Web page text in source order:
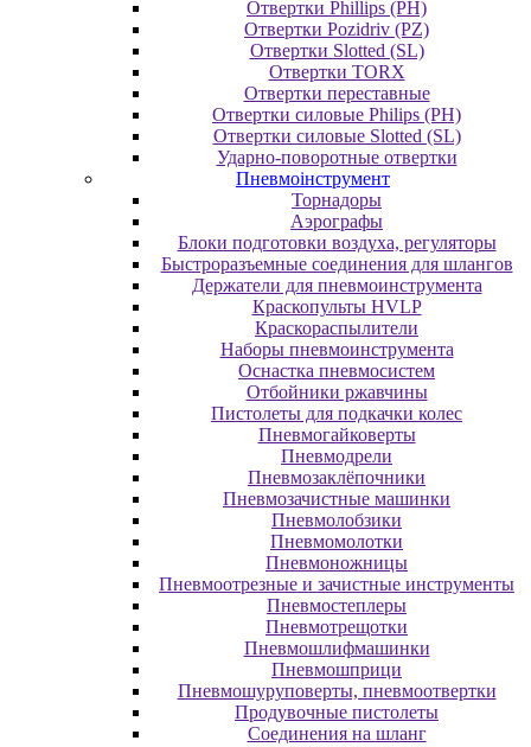
Отвертки Phillips (PH)
Отвертки Pozidriv (PZ)
Отвертки Slotted (SL)
Отвертки TORX
Отвертки переставные
Отвертки силовые Philips (PH)
Отвертки силовые Slotted (SL)
Ударно-поворотные отвертки
Пневмоінструмент
Topнaдopы
Аэрографы
Блоки подготовки воздуха, регуляторы
Быстроразъемные соединения для шлангов
Держатели для пневмоинструмента
Краскопульты HVLP
Краскораспылители
Наборы пневмоинструмента
Оснастка пневмосистем
Отбойники ржавчины
Пистолеты для подкачки колес
Пневмогайковерты
Пневмодрели
Пневмозаклёпочники
Пневмозачистные машинки
Пневмолобзики
Пневмомолотки
Пневмоножницы
Пневмоотрезные и зачистные инструменты
Пневмостеплеры
Пневмотрещотки
Пневмошлифмашинки
Пневмошприци
Пневмошуруповерты, пневмоотвертки
Продувочные пистолеты
Соединения на шланг